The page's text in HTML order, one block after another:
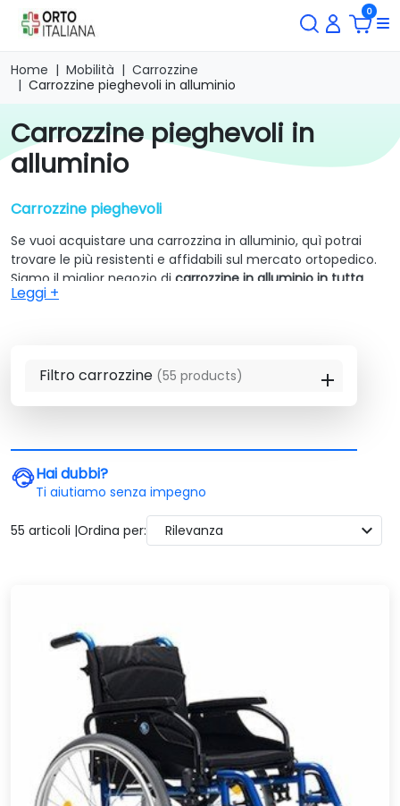
0
Home Mobilità
Carrozzine
Carrozzine pieghevoli in alluminio
carrozzine pieghevoli in
alluminio
Carrozzine pieghevoli
Se vuoi acquistare una carrozzina in alluminio, quì potrai
trovare le più resistenti e affidabili sul mercato ortopedico.
Siamo il miglior negozio di carrozzine in alluminio in tutta
Italia.
essere più gestibili, manovrabili e trasportabili. Per queste
caratteristiche risultano ideali per chi viaggia
frequentemente.
Leggi +
Filtro carrozzine (55 products)
Hai dubbi?
Ti aiutiamo senza impegno
55 articoli |Ordina per: Rilevanza expand_more